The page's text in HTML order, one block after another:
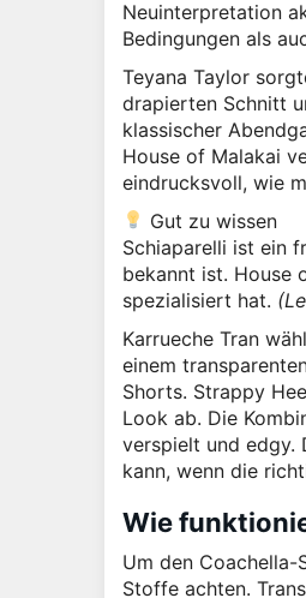
Neuinterpretation
Bedingungen als
Teyana Taylor
drapierten Schnitt
klassischer
House of Malakai
eindrucksvoll, wie
Gut zu wissen
Schiaparelli ist ein
bekannt ist. House
spezialisiert hat.
Karrueche Tran
einem
Shorts. Strappy
Look ab. Die
verspielt und edgy.
kann, wenn die
Wie
Um den
Stoffe achten.